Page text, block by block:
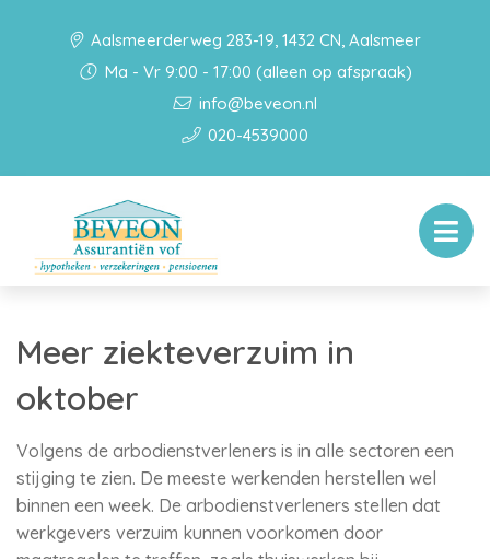
Aalsmeerderweg 283-19, 1432 CN, Aalsmeer
Ma - Vr 9:00 - 17:00 (alleen op afspraak)
info@beveon.nl
020-4539000
Meer ziekteverzuim in
oktober
Volgens de arbodienstverleners is in alle sectoren een
stijging te zien. De meeste werkenden herstellen wel
binnen een week. De arbodienstverleners stellen dat
werkgevers verzuim kunnen voorkomen door